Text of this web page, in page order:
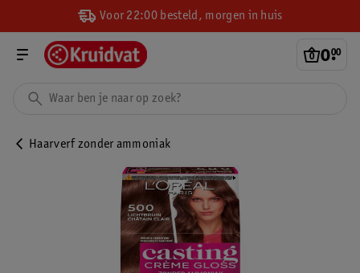
Voor 22:00 besteld, morgen in huis
0.
00
Haarverf zonder ammoniak